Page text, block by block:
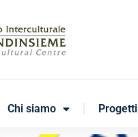
Chi siamo Progetti